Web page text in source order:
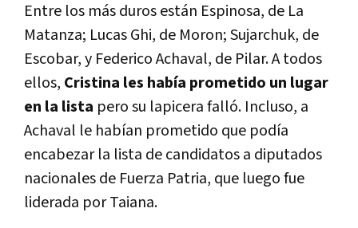
Entre los más duros están Espinosa, de La
Matanza; Lucas Ghi, de Moron; Sujarchuk, de
Escobar, y Federico Achaval, de Pilar. A todos
ellos, Cristina les había prometido un lugar
en la lista pero su lapicera falló. Incluso, a
Achaval le habían prometido que podía
encabezar la lista de candidatos a diputados
nacionales de Fuerza Patria, que luego fue
liderada por Taiana.